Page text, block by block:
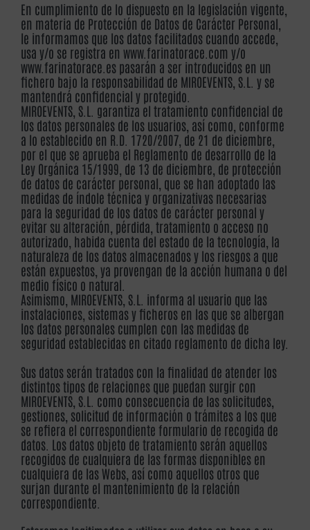
En cumplimiento de lo dispuesto en la legislación vigente,
en materia de Protección de Datos de Carácter Personal,
le informamos que los datos facilitados cuando accede,
usa y/o se registra en www.farinatorace.com y/o
www.farinatorace.es pasarán a ser introducidos en un
fichero bajo la responsabilidad de MIROEVENTS, S.L. y se
mantendrá confidencial y protegido.
MIROEVENTS, S.L. garantiza el tratamiento confidencial de
los datos personales de los usuarios, así como, conforme
a lo establecido en R.D. 1720/2007, de 21 de diciembre,
por el que se aprueba el Reglamento de desarrollo de la
Ley Orgánica 15/1999, de 13 de diciembre, de protección
de datos de carácter personal, que se han adoptado las
medidas de índole técnica y organizativas necesarias
para la seguridad de los datos de carácter personal y
evitar su alteración, pérdida, tratamiento o acceso no
autorizado, habida cuenta del estado de la tecnología, la
naturaleza de los datos almacenados y los riesgos a que
están expuestos, ya provengan de la acción humana o del
medio físico o natural.
Asimismo, MIROEVENTS, S.L. informa al usuario que las
instalaciones, sistemas y ficheros en las que se albergan
los datos personales cumplen con las medidas de
seguridad establecidas en citado reglamento de dicha ley.
Sus datos serán tratados con la finalidad de atender los
distintos tipos de relaciones que puedan surgir con
MIROEVENTS, S.L. como consecuencia de las solicitudes,
gestiones, solicitud de información o trámites a los que
se refiera el correspondiente formulario de recogida de
datos. Los datos objeto de tratamiento serán aquellos
recogidos de cualquiera de las formas disponibles en
cualquiera de las Webs, así como aquellos otros que
surjan durante el mantenimiento de la relación
correspondiente.